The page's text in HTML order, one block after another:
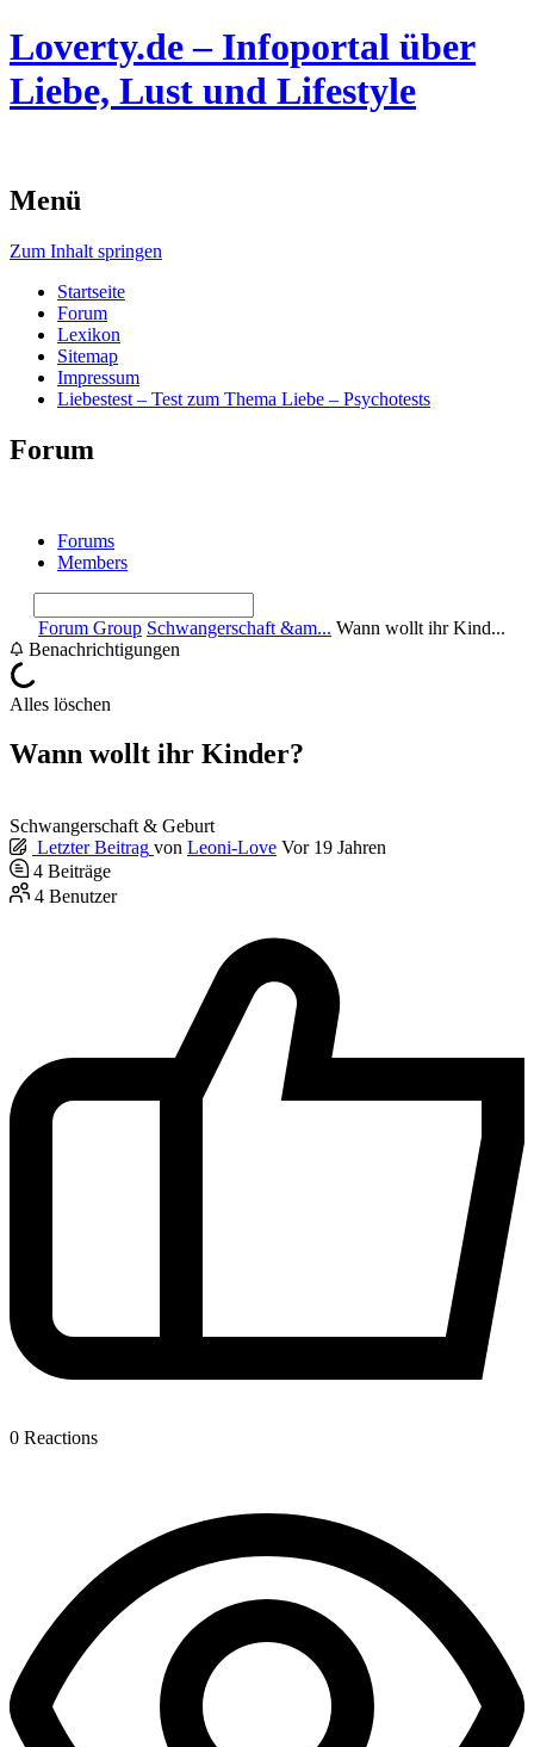
Loverty.de – Infoportal über
Liebe, Lust und Lifestyle
Menü
Zum Inhalt springen
Startseite
Forum
Lexikon
Sitemap
Impressum
Liebestest – Test zum Thema Liebe – Psychotests
Forum
Forums
Members
Forum Group Schwangerschaft &am... Wann wollt ihr Kind...
Benachrichtigungen
Alles löschen
Wann wollt ihr Kinder?
Schwangerschaft & Geburt
Letzter Beitrag von Leoni-Love Vor 19 Jahren
4 Beiträge
4 Benutzer
0 Reactions